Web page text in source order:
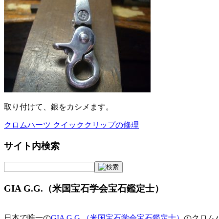
取り付けて、銀をカシメます。
投
稿
ナ
ビ
ゲ
クロムハーツ クイッククリップの修理
サイト内検索
GIA G.G.（米国宝石学会宝石鑑定士）